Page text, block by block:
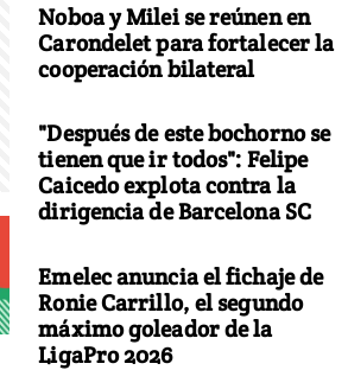
Noboa y Milei se reúnen en
Carondelet para fortalecer la
cooperación bilateral
"Después de este bochorno se
tienen que ir todos": Felipe
Caicedo explota contra la
dirigencia de Barcelona SC
Emelec anuncia el fichaje de
Ronie Carrillo, el segundo
máximo goleador de la
LigaPro 2026